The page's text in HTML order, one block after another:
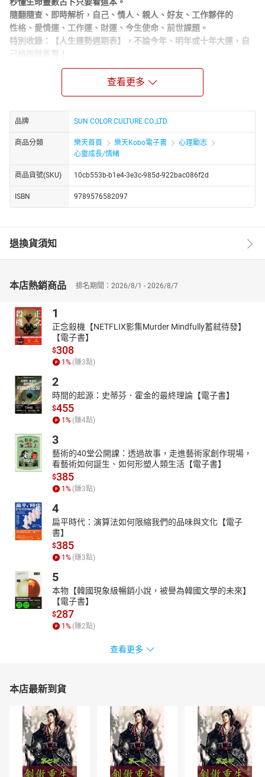
隨翻隨查、即時解析，自己、情人、親人、好友、工作夥伴的
性格、愛情運、工作運、財運、今生使命、前世課題。
特別收錄：【人生運勢週期表】，不論今年、明年或十年大運，自
己掐指就能算！
★銷售突破2，000，000本、日本最受歡迎的生命靈數教父葉月虹
透過2500年前古希臘數學家畢達哥拉斯所倡，
世代深諳致富祕訣的猶太人都在用的「卡巴拉生命靈數」，
將隱藏在你生日數字中的前世、今生、未來人生劇本一次完整解
✡學生、社會新鮮人：早一步了解自己，人生就定位。
✡情侶、夫妻：了解彼此價值觀、愛情觀，讓感情可長可久。
✡ 新手父母：秒懂孩子性格原型，適性栽培讓孩子以天賦發光。
★一生命運全解析：
日本生命靈數教父葉月虹映，以366天生日數字的神祕組合，
讓你隨翻隨查、即時解析，自己、情人、親人、好友、工作夥伴的
4種緣份契合度，先看清對方到底是敵還是友，才不會選到豬隊友！
★流年大運自己解：
從人生運勢週期表，了解人生的9種運勢變化，
不用知時辰、排命盤，自己就能解析「每年年度運勢」，掌握成功
的關鍵時機。
★實用生命靈數占卜：
找出影響你一生走向的「命運數」，了解0 ～ 9每個數字背後的宇宙
訊息與意義，
想增智慧、補桃花、發大財該選什麼數字？學會就能選對！
▎讀者好評
✡「這是一本很有意義的書，讓我迫不及待和所有家人、朋友分
享！」
✡「這本書有寫到每天生日的人的性格、財運、前世，以及運勢週
期，讓我想像字典一樣放在手邊，當作工作上的實用書來使用。」
▎生命靈數占卜Q&A
Q：若實際生日與報戶口時的日期不同時，該以哪一個為準呢？
A：從生命靈數的觀點來看，報戶口的生日代表了父母希望你擁有的
個性與人生，實際的生日則表示你自己本質的個性與人生。無論哪
一個生日都會影響當事人的人生。不過，因為你誕生在這個世界上
「命運數」特質為準。
Q：雙胞胎或與同天生的人，命運會相同嗎？
A：同一天生的人，天生資質和人生方向基本上是一樣的。但生日數
字的3個數字組合（年、月、日的數字）總共擁有1200種，比四種
的特質與走向會更專屬於個人。即使來自哪裡、經過何處、最後前
不同的個性、特質。
Q：我們是否無法避免命運的動盪與大起大落？
A：很遺憾，我們無法避免。雖然乍看之下嚴峻的經歷，但在知情的
狀況下遇到，與在不知情的狀況下遇到，結果截然不同。只要知道
這時發生的事件容易影響到自己的精神層面、為人生掀起波瀾，那
麼即使實際遇到這樣的場面，內心的準備也會不同。如果不是一昧
地恐懼命運的動盪或大起大落，而是當成值得挑戰的課題，這些時
查看更多
品牌 SUN COLOR CULTURE CO.,LTD.
商品分類 樂天首頁 樂天Kobo電子書
心理勵志
心靈成長/情緒
商品貨號(SKU) 10cb553b-b1e4-3e3c-985d-922bac086f2d
ISBN 9789576582097
退換貨須知
本店熱銷商品 排名期間：2026/8/1 - 2026/8/7
1
正念殺機【NETFLIX影集Murder Mindfully蓄弒待發】
【電子書】
$308
1 % (賺3點)
2
時間的起源：史蒂芬．霍金的最終理論【電子書】
$455
1 % (賺4點)
3
藝術的40堂公開課：透過故事，走進藝術家創作現場，
看藝術如何誕生、如何形塑人類生活【電子書】
$385
1 % (賺3點)
4
扁平時代：演算法如何限縮我們的品味與文化【電子
書】
$385
1 % (賺3點)
5
本物【韓國現象級暢銷小說，被譽為韓國文學的未來】
【電子書】
$287
1 % (賺2點)
查看更多
本店最新到貨